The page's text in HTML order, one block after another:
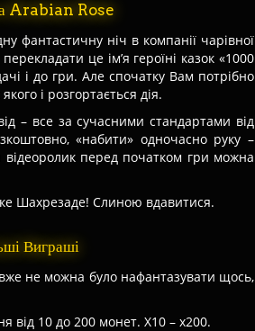
Arabian Rose
фантастичну ніч в компанії чарівної
це ім’я героїні казок «1000
і до гри. Але спочатку Вам потрібно
і розгортається дія.
– все за сучасними стандартами від
«набити» одночасно руку –
відеоролик перед початком гри можна
Шахрезаде! Слиною вдавитися.
Виграші
не можна було нафантазувати щось,
від 10 до 200 монет. Х10 – х200.